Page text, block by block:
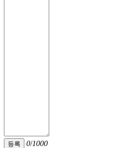
등록 0/1000